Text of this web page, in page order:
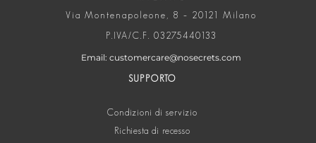
Via Montenapoleone, 8 – 20121 Milano
P.IVA/C.F. 03275440133
Email: customercare@nosecrets.com
SUPPORTO
Condizioni di servizio
Richiesta di recesso